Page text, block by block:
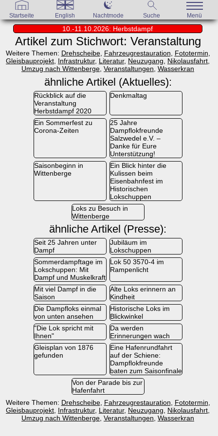
Startseite English Nachtmode Suche Menü
10.-11.10.2026: Herbstdampf
Artikel zum Stichwort: Veranstaltung
Weitere Themen: Drehscheibe, Fahrzeugrestauration Fototermin
Gleisbauprojekt Infrastruktur, Literatur, Neuzugang Nikolausfahrt
Umzug nach Wittenberge Veranstaltungen Wasserkran
ähnliche Artikel (Aktuelles):
Rückblick auf die
Veranstaltung
Herbstdampf 2020
Denkmaltag
Ein Sommerfest zu
Corona-Zeiten
25 Jahre
Dampflokfreunde
Salzwedel e.V. –
Danke für Eure
Unterstützung!
Saisonbeginn in
Wittenberge
Ein Blick hinter die
Kulissen beim
Eisenbahnfest im
Historischen
Lokschuppen
Loks zu Besuch in
Wittenberge
ähnliche Artikel (Presse):
Seit 25 Jahren unter
Dampf
Jubiläum im
Lokschuppen
Sommerdampftage im
Lokschuppen: Mit
Dampf und Muskelkraft
Lok 50 3570-4 im
Rampenlicht
Mit viel Dampf in die
Saison
Alte Loks erinnern an
Kindheit
Die Dampfloks einmal
von unten ansehen
Historische Loks im
Blickwinkel
"Die Lok spricht mit
Ihnen"
Da werden
Erinnerungen wach
Gleisplan von 1876
gefunden
Eine Hafenrundfahrt
auf der Schiene:
Dampflokfreunde
baten zum Saisonfinale
Von der Parade bis zur
Hafenfahrt
Weitere Themen: Drehscheibe, Fahrzeugrestauration Fototermin
Gleisbauprojekt Infrastruktur, Literatur, Neuzugang Nikolausfahrt
Umzug nach Wittenberge Veranstaltungen Wasserkran